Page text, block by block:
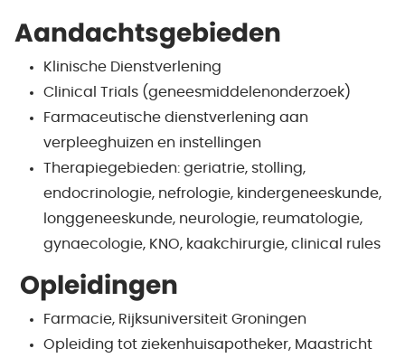
Aandachtsgebieden
Klinische Dienstverlening
Clinical Trials (geneesmiddelenonderzoek)
Farmaceutische dienstverlening aan
verpleeghuizen en instellingen
Therapiegebieden: geriatrie, stolling,
endocrinologie, nefrologie, kindergeneeskunde,
longgeneeskunde, neurologie, reumatologie,
gynaecologie, KNO, kaakchirurgie, clinical rules
Opleidingen
Farmacie, Rijksuniversiteit Groningen
Opleiding tot ziekenhuisapotheker, Maastricht